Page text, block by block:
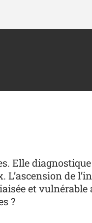
Elle
de
et vulnérable
?